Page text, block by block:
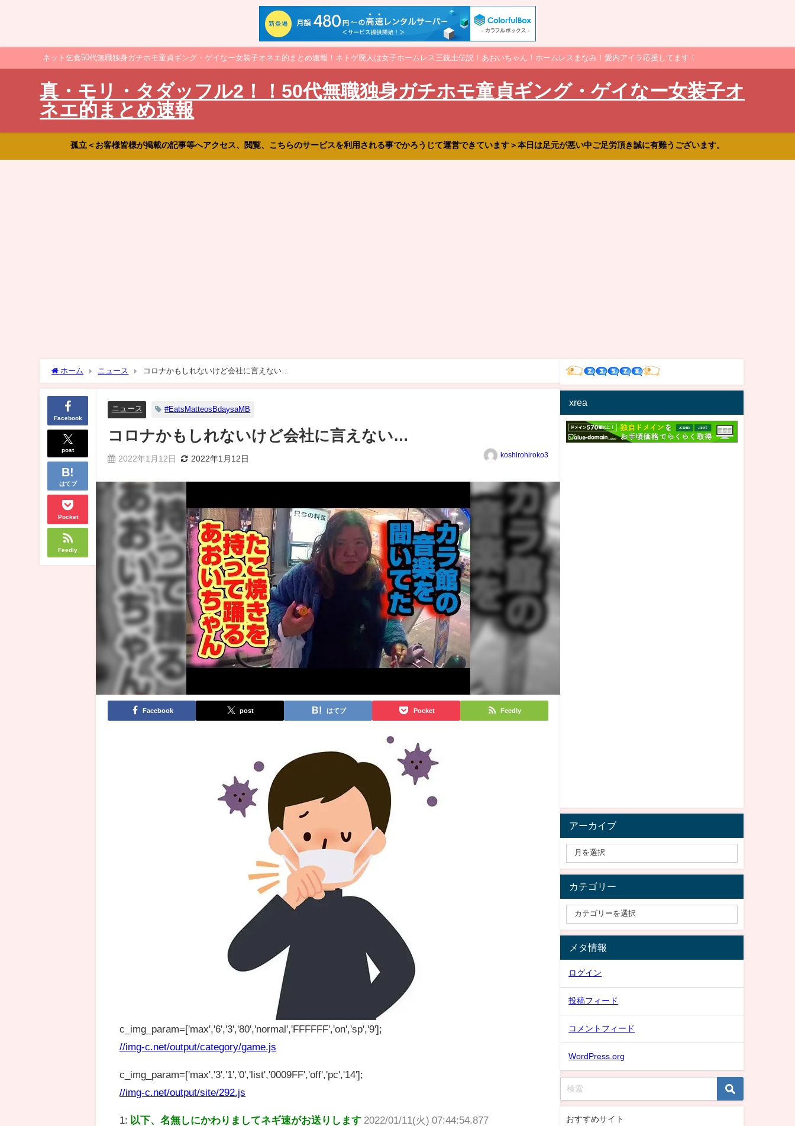
ネット乞食50代無職独身ガチホモ童貞ギング・ゲイなー女装子オネエ的まとめ速報！ネトゲ廃人は女子ホームレス三銃士伝説！あおいちゃん！ホームレスまなみ！愛内アイラ応援してます！
真・モリ・タダッフル2！！50代無職独身ガチホモ童貞ギング・ゲイなー女装子オ
ネエ的まとめ速報
孤立＜お客様皆様が掲載の記事等へアクセス、閲覧、こちらのサービスを利用される事でかろうじて運営できています＞本日は足元が悪い中ご足労頂き誠に有難うございます。
ホーム ニュース コロナかもしれないけど会社に言えない…
Facebook
post
はてブ
Pocket
Feedly
ニュース #EatsMatteosBdaysaMB
コロナかもしれないけど会社に言えない…
2022年1月12日 2022年1月12日 koshirohiroko3
Facebook post はてブ Pocket Feedly
c_img_param=['max','6','3','80','normal','FFFFFF','on','sp','9'];
//img-c.net/output/category/game.js
c_img_param=['max','3','1','0','list','0009FF','off','pc','14'];
//img-c.net/output/site/292.js
1: 以下、名無しにかわりましてネギ速がお送りします 2022/01/11(火) 07:44:54.877
xrea
アーカイブ
カテゴリー
メタ情報
ログイン
投稿フィード
コメントフィード
WordPress.org
おすすめサイト